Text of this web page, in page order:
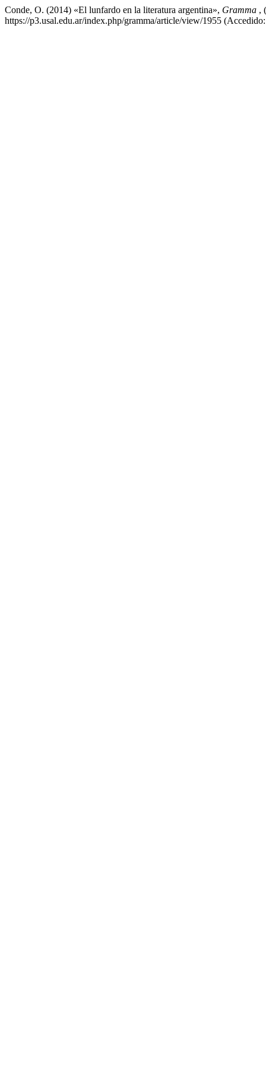
Conde, O. (2014) «El lunfardo en la literatura argentina», Gramma ,
https://p3.usal.edu.ar/index.php/gramma/article/view/1955